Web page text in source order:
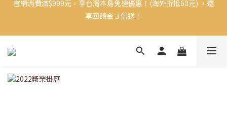
【限時俊榮生日優惠】購買凍乾每滿５包贈１包！時間只到8/23
享回饋金３倍送！
【限時俊榮生日優惠】購買凍乾每滿５包贈１包！時間只到8/23